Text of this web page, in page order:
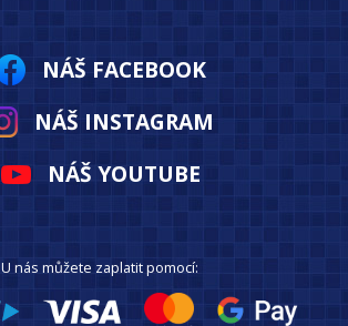
NÁŠ FACEBOOK
NÁŠ INSTAGRAM
NÁŠ YOUTUBE
U nás můžete zaplatit pomocí: